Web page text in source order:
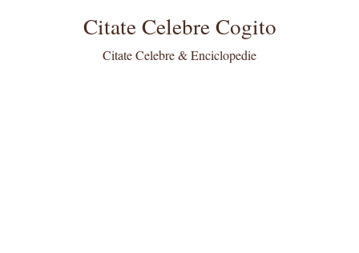
Citate Celebre Cogito
Citate Celebre & Enciclopedie